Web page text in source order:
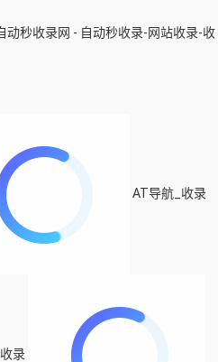
动秒收录网 - 自动秒收录-网站收录-收
AT导航_收录
录